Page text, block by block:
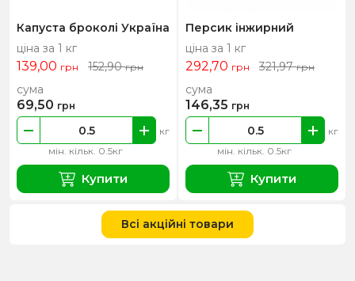
Капуста броколі Україна
ціна за 1 кг
139,00 грн 152,90грн
мін. кільк. 0.5кг
кг
сума
69,50 грн
Купити
Персик інжирний
ціна за 1 кг
292,70 грн 321,97грн
мін. кільк. 0.5кг
кг
сума
146,35 грн
Купити
Всі акційні товари